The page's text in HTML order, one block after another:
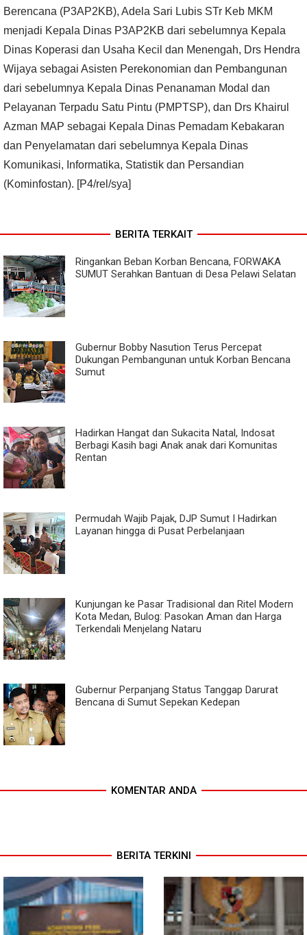
Berencana (P3AP2KB), Adela Sari Lubis STr Keb MKM
menjadi Kepala Dinas P3AP2KB dari sebelumnya Kepala
Dinas Koperasi dan Usaha Kecil dan Menengah, Drs Hendra
Wijaya sebagai Asisten Perekonomian dan Pembangunan
dari sebelumnya Kepala Dinas Penanaman Modal dan
Pelayanan Terpadu Satu Pintu (PMPTSP), dan Drs Khairul
Azman MAP sebagai Kepala Dinas Pemadam Kebakaran
dan Penyelamatan dari sebelumnya Kepala Dinas
Komunikasi, Informatika, Statistik dan Persandian
(Kominfostan). [P4/rel/sya]
BERITA TERKAIT
Ringankan Beban Korban Bencana, FORWAKA
SUMUT Serahkan Bantuan di Desa Pelawi Selatan
Gubernur Bobby Nasution Terus Percepat
Dukungan Pembangunan untuk Korban Bencana
Sumut
Hadirkan Hangat dan Sukacita Natal, Indosat
Berbagi Kasih bagi Anak anak dari Komunitas
Rentan
Permudah Wajib Pajak, DJP Sumut I Hadirkan
Layanan hingga di Pusat Perbelanjaan
Kunjungan ke Pasar Tradisional dan Ritel Modern
Kota Medan, Bulog: Pasokan Aman dan Harga
Terkendali Menjelang Nataru
Gubernur Perpanjang Status Tanggap Darurat
Bencana di Sumut Sepekan Kedepan
KOMENTAR ANDA
BERITA TERKINI